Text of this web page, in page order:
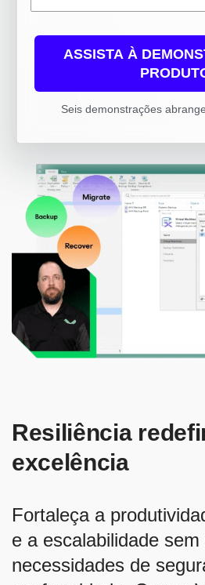
Resiliência
excelência
Fortaleça a
e a escalabilidade
necessidades de
ASSISTA À
Seis demonstrações